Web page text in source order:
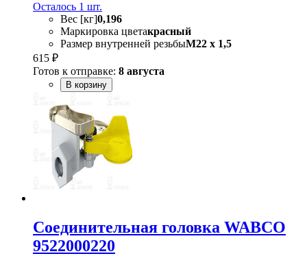
Осталось 1 шт.
Вес [кг]0,196
Маркировка цветакрасный
Размер внутренней резьбыM22 x 1,5
615 ₽
Готов к отправке: 8 августа
В корзину
Соединительная головка WABCO
9522000220